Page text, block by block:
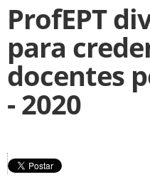
ProfEPT
para
docentes
- 2020